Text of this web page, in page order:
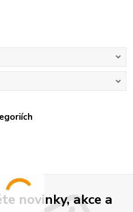
novinky, akce a